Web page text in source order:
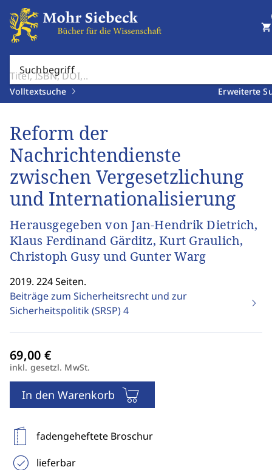
Suchbegriff
Volltextsuche Erweiterte
shopping_cart
Reform der
Nachrichtendienste
zwischen Vergesetzlichung
und Internationalisierung
Herausgegeben von Jan-Hendrik Dietrich,
Klaus Ferdinand Gärditz, Kurt Graulich,
Christoph Gusy und Gunter Warg
2019. 224 Seiten.
Beiträge zum Sicherheitsrecht und zur
Sicherheitspolitik (SRSP)4
inkl. gesetzl. MwSt.
In den Warenkorb
fadengeheftete Broschur
lieferbar